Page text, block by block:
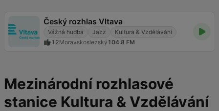
Český rozhlas Vltava
Vážná hudba Jazz
Kultura & Vzdělávání
12Moravskoslezský 104.8 FM
Mezinárodní rozhlasové
stanice Kultura & Vzdělávání